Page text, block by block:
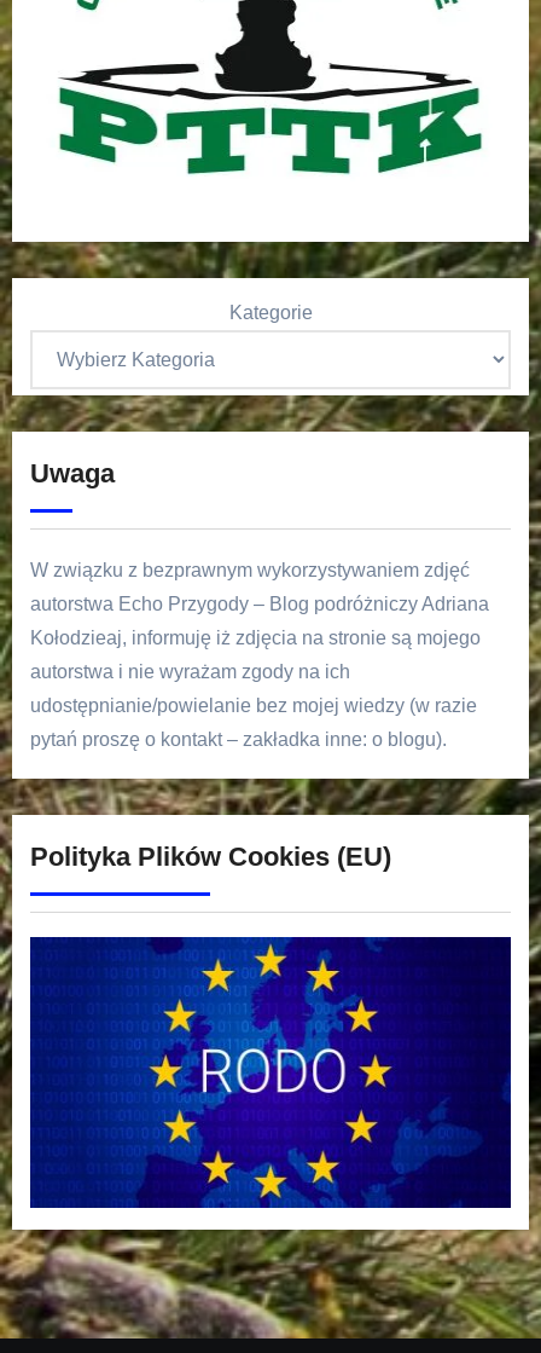
Kategorie
Uwaga
W związku z bezprawnym wykorzystywaniem zdjęć
autorstwa Echo Przygody – Blog podróżniczy Adriana
Kołodzieaj, informuję iż zdjęcia na stronie są mojego
autorstwa i nie wyrażam zgody na ich
udostępnianie/powielanie bez mojej wiedzy (w razie
pytań proszę o kontakt – zakładka inne: o blogu).
Polityka Plików Cookies (EU)